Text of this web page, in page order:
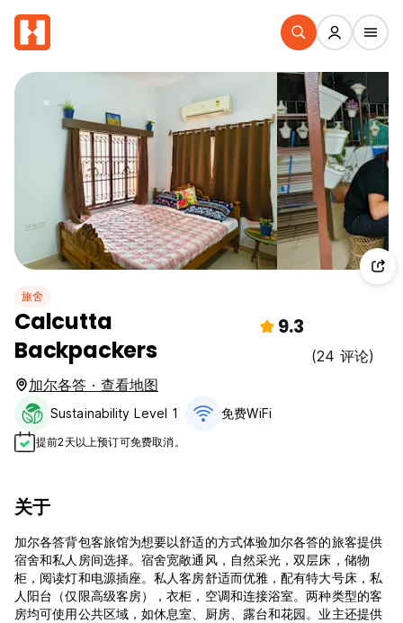
旅舍
Calcutta
Backpackers
9.3
(24 评论)
加尔各答 · 查看地图
Sustainability Level 1 免费WiFi
提前2天以上预订可免费取消。
关于
加尔各答背包客旅馆为想要以舒适的方式体验加尔各答的旅客提供
宿舍和私人房间选择。宿舍宽敞通风，自然采光，双层床，储物
柜，阅读灯和电源插座。私人客房舒适而优雅，配有特大号床，私
人阳台（仅限高级客房），衣柜，空调和连接浴室。两种类型的客
房均可使用公共区域，如休息室、厨房、露台和花园。业主还提供